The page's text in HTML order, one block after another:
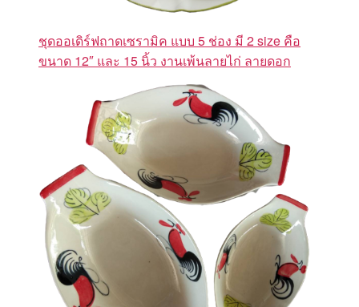
ชุดออเดิร์ฟถาดเซรามิค แบบ 5 ช่อง มี 2 size คือ
ขนาด 12″ และ 15 นิ้ว งานเพ้นลายไก่ ลายดอก